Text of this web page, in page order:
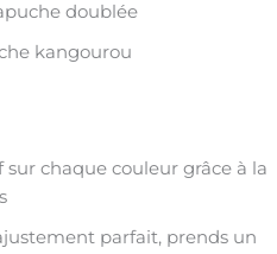
doublée
kangourou
chaque couleur grâce à la
parfait, prends un